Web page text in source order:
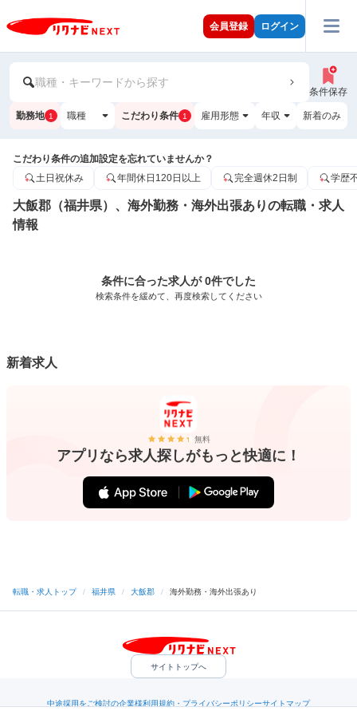
会員登録 ログイン
職種・キーワードから探す
条件保存
勤務地 1 職種 こだわり条件 1 雇用形態 年収 新着のみ
こだわり条件の追加設定を忘れていませんか？
土日祝休み
年間休日120日以上 完全週休2日制 学歴
大飯郡（福井県）、海外勤務・海外出張ありの転職・求人
情報
条件に合った求人が 0件でした
検索条件を緩めて、再度検索してください
新着求人
無料
アプリなら求人探しがもっと快適に！
転職・求人トップ / 福井県 / 大飯郡 / 海外勤務・海外出張あり
サイトトップへ
中途採用をご検討の企業様利用規約・プライバシーポリシーサイトマップ